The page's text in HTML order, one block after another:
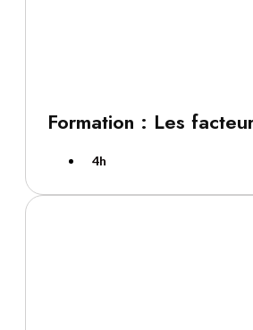
Formation : Les
4h